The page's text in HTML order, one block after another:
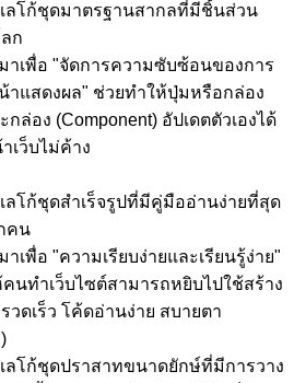
เลโก้ชุดมาตรฐานสากลที่มีชิ้นส่วน
ก
าเพื่อ "จัดการความซับซ้อนของการ
าแสดงผล" ช่วยทำให้ปุ่มหรือกล่อง
ล่อง (Component) อัปเดตตัวเองได้
เว็บไม่ค้าง
เลโก้ชุดสำเร็จรูปที่มีคู่มืออ่านง่ายที่สุด
คน
าเพื่อ "ความเรียบง่ายและเรียนรู้ง่าย"
นทำเว็บไซต์สามารถหยิบไปใช้สร้าง
วดเร็ว โค้ดอ่านง่าย สบายตา
เลโก้ชุดปราสาทขนาดยักษ์ที่มีการวาง